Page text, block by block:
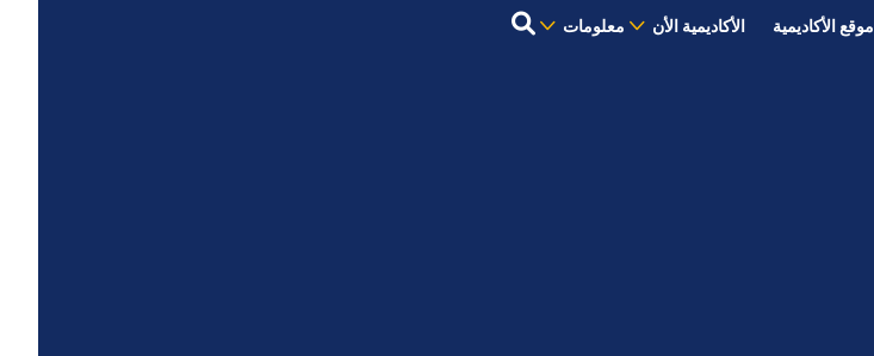
موقع الأكاديمية الأكاديمية الأن معلومات